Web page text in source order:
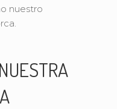
nuestro